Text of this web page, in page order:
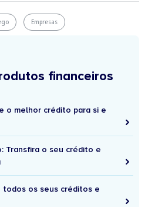
Empresas
financeiros
o melhor crédito para si e
Transfira o seu crédito e
os seus créditos e